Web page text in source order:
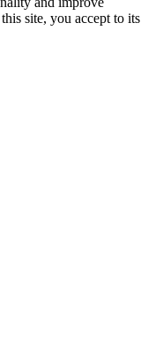
site, you accept to its